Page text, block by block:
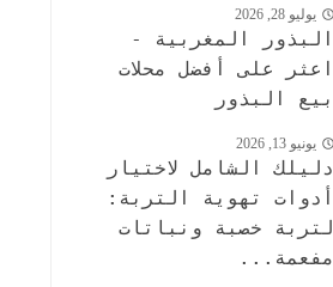
يوليو 28, 2026
البذور المغربية -
اعثر على أفضل محلات
بيع البذور
يونيو 13, 2026
دليلك الشامل لاختيار
أدوات تهوية التربة:
لتربة خصبة ونباتات
مفعمة...